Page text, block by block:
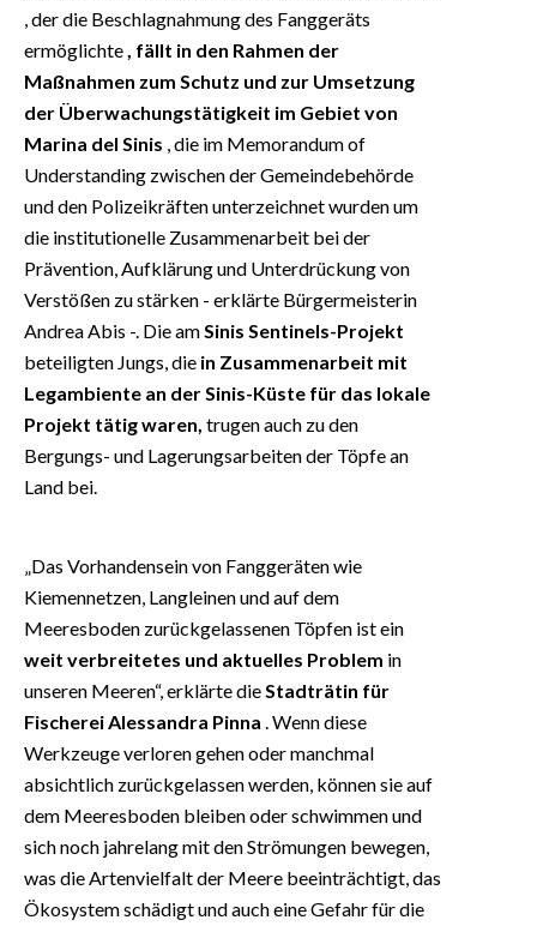
, der die Beschlagnahmung des Fanggeräts
ermöglichte , fällt in den Rahmen der
Maßnahmen zum Schutz und zur Umsetzung
der Überwachungstätigkeit im Gebiet von
Marina del Sinis , die im Memorandum of
Understanding zwischen der Gemeindebehörde
und den Polizeikräften unterzeichnet wurden um
die institutionelle Zusammenarbeit bei der
Prävention, Aufklärung und Unterdrückung von
Verstößen zu stärken - erklärte Bürgermeisterin
Andrea Abis -. Die am Sinis Sentinels-Projekt
beteiligten Jungs, die in Zusammenarbeit mit
Legambiente an der Sinis-Küste für das lokale
Projekt tätig waren, trugen auch zu den
Bergungs- und Lagerungsarbeiten der Töpfe an
Land bei.
„Das Vorhandensein von Fanggeräten wie
Kiemennetzen, Langleinen und auf dem
Meeresboden zurückgelassenen Töpfen ist ein
weit verbreitetes und aktuelles Problem in
unseren Meeren“, erklärte die Stadträtin für
Fischerei Alessandra Pinna . Wenn diese
Werkzeuge verloren gehen oder manchmal
absichtlich zurückgelassen werden, können sie auf
dem Meeresboden bleiben oder schwimmen und
sich noch jahrelang mit den Strömungen bewegen,
was die Artenvielfalt der Meere beeinträchtigt, das
Ökosystem schädigt und auch eine Gefahr für die